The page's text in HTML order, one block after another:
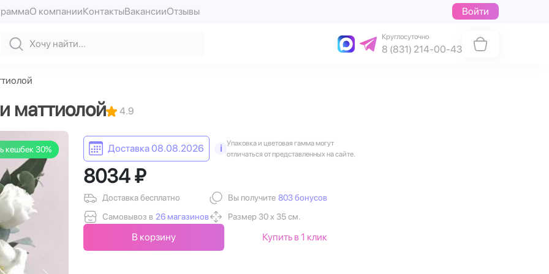
О компанииКонтактыВакансииОтзывы Войти
Круглосуточно
8 (831) 214-00-43
маттиолой 4.9
кешбек 30% Доставка 08.08.2026 i
Упаковка и цветовая гамма могут
отличаться от представленных на сайте.
8034 ₽
Доставка бесплатно
Самовывоз в 26 магазинов
Вы получите 803 бонусов
Размер 30 х 35 см.
В корзину Купить в 1 клик